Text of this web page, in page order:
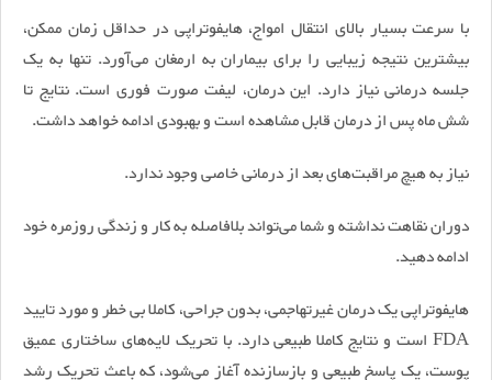
‌با سرعت بسیار بالای انتقال امواج، هایفوتراپی در حداقل زمان ممکن،
بیشترین نتیجه زیبایی را برای بیماران به ارمغان می‌آورد. تنها به یک
جلسه درمانی نیاز دارد. این درمان، لیفت صورت فوری است. نتایج تا
شش ماه پس از درمان قابل مشاهده است و بهبودی ادامه خواهد داشت.
نیاز به هیچ مراقبت‌های بعد از درمانی خاصی وجود ندارد.
دوران نقاهت نداشته و شما می‌تواند بلافاصله به کار و زندگی روزمره خود
ادامه دهید.
هایفوتراپی یک درمان غیرتهاجمی، بدون جراحی، کاملا بی خطر و مورد تایید
FDA است و نتایج کاملا طبیعی دارد. با تحریک لایه‌های ساختاری عمیق
پوست، یک پاسخ طبیعی و بازسازنده آغاز می‌شود، که باعث تحریک رشد